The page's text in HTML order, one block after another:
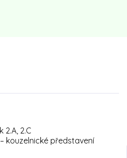
2.A, 2.C
kouzelnické představení